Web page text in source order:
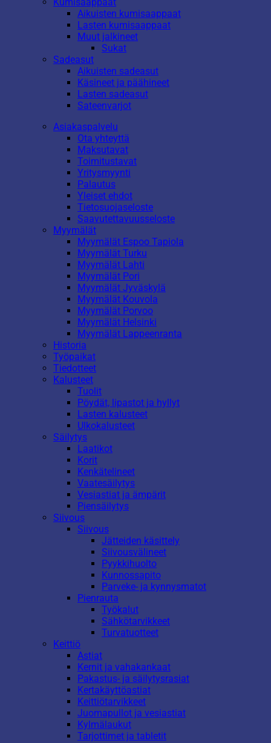
Aikuisten kumisaappaat
Lasten kumisaappaat
Muut jalkineet
Sukat
Sadeasut
Aikuisten sadeasut
Käsineet ja päähineet
Lasten sadeasut
Sateenvarjot
Asiakaspalvelu
Ota yhteyttä
Maksutavat
Toimitustavat
Yritysmyynti
Palautus
Yleiset ehdot
Tietosuojaseloste
Saavutettavuusseloste
Myymälät
Myymälät Espoo Tapiola
Myymälät Turku
Myymälät Lahti
Myymälät Pori
Myymälät Jyväskylä
Myymälät Kouvola
Myymälät Porvoo
Myymälät Helsinki
Myymälät Lappeenranta
Historia
Työpaikat
Tiedotteet
Kalusteet
Tuolit
Pöydät, lipastot ja hyllyt
Lasten kalusteet
Ulkokalusteet
Säilytys
Laatikot
Korit
Kenkätelineet
Vaatesäilytys
Vesiastiat ja ämpärit
Piensäilytys
Siivous
Siivous
Jätteiden käsittely
Siivousvälineet
Pyykkihuolto
Kunnossapito
Parveke- ja kynnysmatot
Pienrauta
Työkalut
Sähkötarvikkeet
Turvatuotteet
Keittiö
Astiat
Kernit ja vahakankaat
Pakastus- ja säilytysrasiat
Kertakäyttöastiat
Keittiötarvikkeet
Juomapullot ja vesiastiat
Kylmälaukut
Tarjottimet ja tabletit